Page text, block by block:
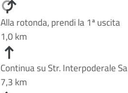
Alla rotonda, prendi la 1ª uscita
1,0 km
Continua su Str. Interpoderale
7,3 km